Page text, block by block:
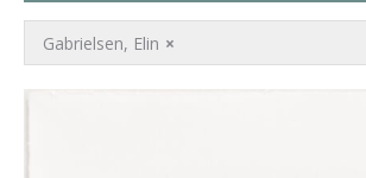
×
Gabrielsen, Elin